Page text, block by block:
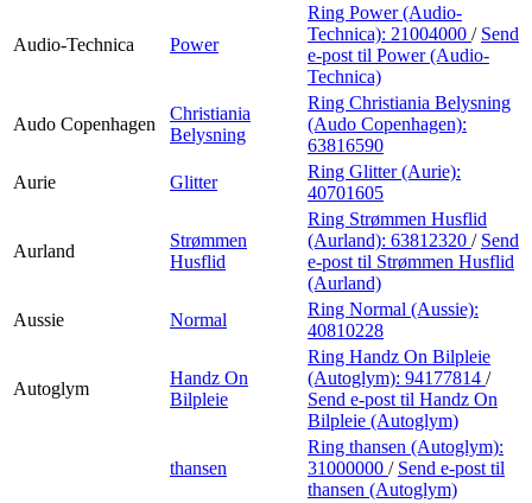
Audio-Technica Power
Ring Power (Audio-
Technica): 21004000 / Send
e-post til Power (Audio-
Technica)
Audo Copenhagen
Christiania
Belysning
Ring Christiania Belysning
(Audo Copenhagen):
63816590
Aurie
Glitter
Ring Glitter (Aurie):
40701605
Aurland
Strømmen
Husflid
Ring Strømmen Husflid
(Aurland): 63812320 / Send
e-post til Strømmen Husflid
(Aurland)
Aussie
Normal
Ring Normal (Aussie):
40810228
Autoglym
Handz On
Bilpleie
Ring Handz On Bilpleie
(Autoglym): 94177814 /
Send e-post til Handz On
Bilpleie (Autoglym)
thansen
Ring thansen (Autoglym):
31000000 / Send e-post til
thansen (Autoglym)